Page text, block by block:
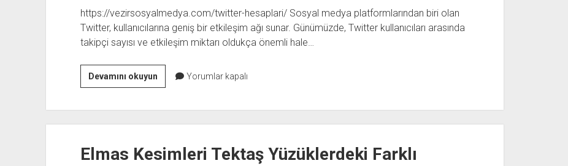
https://vezirsosyalmedya.com/twitter-hesaplari/ Sosyal medya platformlarından biri olan
Twitter, kullanıcılarına geniş bir etkileşim ağı sunar. Günümüzde, Twitter kullanıcıları arasında
takipçi sayısı ve etkileşim miktarı oldukça önemli hale…
Devamını okuyunTwitter
Satılık
Yorumlar kapalı
Elmas Kesimleri Tektaş Yüzüklerdeki Farklı